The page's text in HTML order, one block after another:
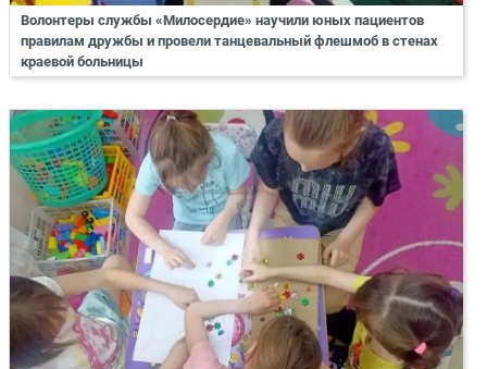
Волонтеры службы «Милосердие» научили юных пациентов
правилам дружбы и провели танцевальный флешмоб в стенах
краевой больницы